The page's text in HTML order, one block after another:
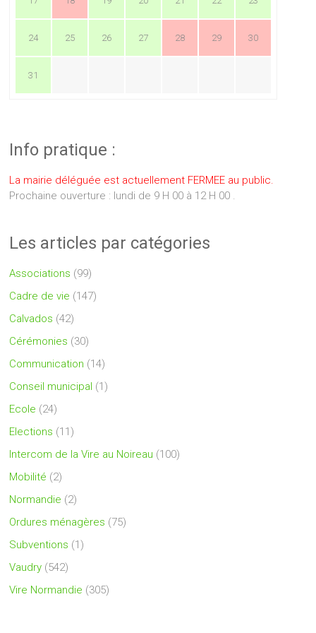
24 25 26 27 28 29 30
31
Info pratique :
La mairie déléguée est actuellement FERMEE au public.
Prochaine ouverture : lundi de 9 H 00 à 12 H 00 .
Les articles par catégories
Associations (99)
Cadre de vie (147)
Calvados (42)
Cérémonies (30)
Communication (14)
Conseil municipal (1)
Ecole (24)
Elections (11)
Intercom de la Vire au Noireau (100)
Mobilité (2)
Normandie (2)
Ordures ménagères (75)
Subventions (1)
Vaudry (542)
Vire Normandie (305)